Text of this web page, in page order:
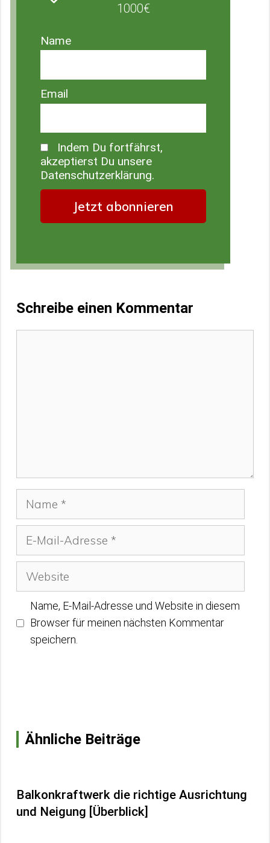
1000€
Name
Email
Indem Du fortfährst,
akzeptierst Du unsere
Datenschutzerklärung.
Schreibe einen Kommentar
Name
Website
Name, E-Mail-Adresse und Website in diesem
Browser für meinen nächsten Kommentar
speichern.
Ähnliche Beiträge
Balkonkraftwerk die richtige Ausrichtung
und Neigung [Überblick]